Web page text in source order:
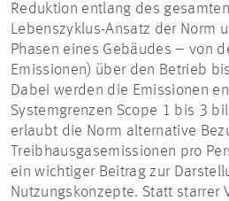
Reduktion entlang des
Lebenszyklus-Ansatz der Norm
Phasen eines Gebäudes – von
Emissionen) über den Betrieb
Dabei werden die Emissionen
Systemgrenzen Scope 1 bis 3
erlaubt die Norm alternative
Treibhausgasemissionen pro
ein wichtiger Beitrag zur
Nutzungskonzepte. Statt starrer